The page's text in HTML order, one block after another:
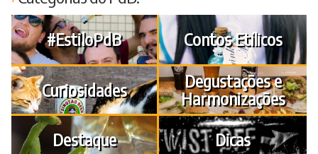
#EstiloPdB Contos Etílicos
Curiosidades
Degustações e
Harmonizações
Destaque
Dicas